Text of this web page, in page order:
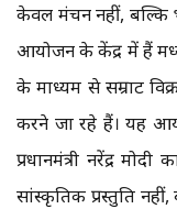
केवल मंचन नहीं, बल्कि
आयोजन के केंद्र में हैं
के माध्यम से सम्राट
करने जा रहे हैं। यह
प्रधानमंत्री नरेंद्र
सांस्कृतिक प्रस्तुति